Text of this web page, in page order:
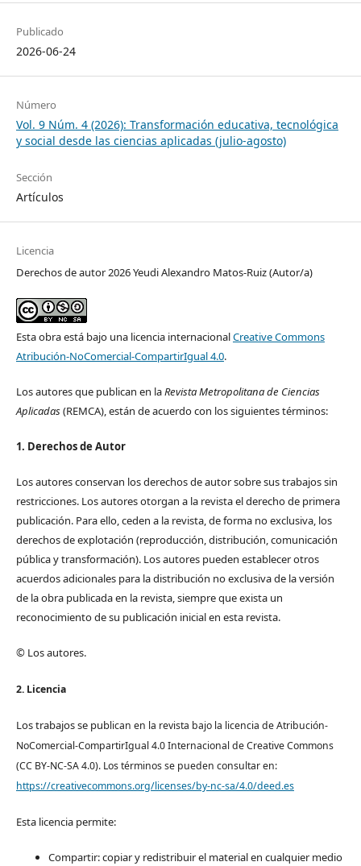
Publicado
2026-06-24
Número
Vol. 9 Núm. 4 (2026): Transformación educativa, tecnológica
y social desde las ciencias aplicadas (julio-agosto)
Sección
Artículos
Licencia
Derechos de autor 2026 Yeudi Alexandro Matos-Ruiz (Autor/a)
Esta obra está bajo una licencia internacionalCreative Commons
Atribución-NoComercial-CompartirIgual 4.0.
Los autores que publican en laRevista Metropolitana de Ciencias
Aplicadas(REMCA), están de acuerdo con los siguientes términos:
1. Derechos de Autor
Los autores conservan los derechos de autor sobre sus trabajos sin
restricciones. Los autores otorgan a la revista el derecho de primera
publicación. Para ello, ceden a la revista, de forma no exclusiva, los
derechos de explotación (reproducción, distribución, comunicación
pública y transformación). Los autores pueden establecer otros
acuerdos adicionales para la distribución no exclusiva de la versión
de la obra publicada en la revista, siempre que exista un
reconocimiento de su publicación inicial en esta revista.
© Los autores.
2. Licencia
Los trabajos se publican en la revista bajo la licencia de Atribución-
NoComercial-CompartirIgual 4.0 Internacional de Creative Commons
(CC BY-NC-SA 4.0). Los términos se pueden consultar en:
https://creativecommons.org/licenses/by-nc-sa/4.0/deed.es
Esta licencia permite:
Compartir: copiar y redistribuir el material en cualquier medio